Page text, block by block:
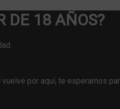
DE 18 AÑOS?
por aquí, te esperamos